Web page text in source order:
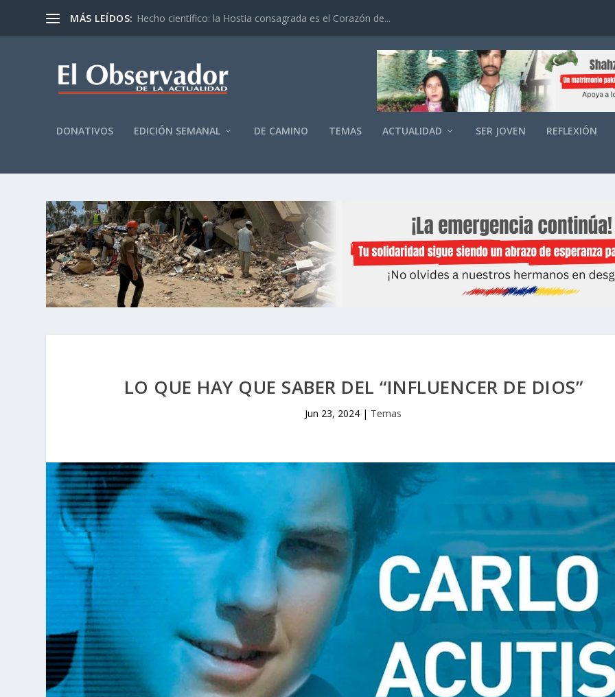
MÁS LEÍDOS: Hecho científico: la Hostia consagrada es el Corazón de...
DONATIVOS EDICIÓN SEMANAL DE CAMINO TEMAS ACTUALIDAD SER JOVEN REFLEXIÓN
LO QUE HAY QUE SABER DEL “INFLUENCER DE DIOS”
Jun 23, 2024 | Temas